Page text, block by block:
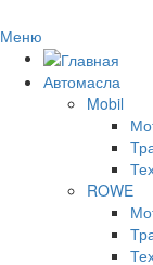
Меню
Автомасла
Mobil
ROWE